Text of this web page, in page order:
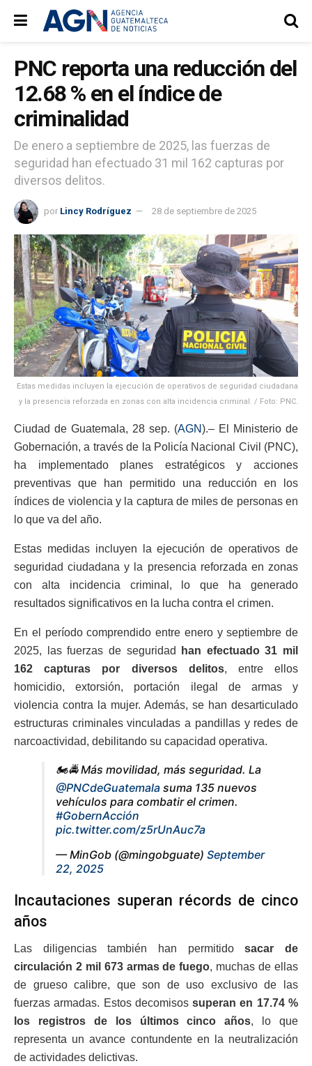
PNC reporta una reducción del
12.68 % en el índice de
criminalidad
De enero a septiembre de 2025, las fuerzas de
seguridad han efectuado 31 mil 162 capturas por
diversos delitos.
por Lincy Rodríguez 28 de septiembre de 2025
Estas medidas incluyen la ejecución de operativos de seguridad ciudadana
y la presencia reforzada en zonas con alta incidencia criminal. / Foto: PNC.
Ciudad de Guatemala, 28 sep. (AGN).– El Ministerio de
Gobernación, a través de la Policía Nacional Civil (PNC),
ha implementado planes estratégicos y acciones
preventivas que han permitido una reducción en los
índices de violencia y la captura de miles de personas en
lo que va del año.
Estas medidas incluyen la ejecución de operativos de
seguridad ciudadana y la presencia reforzada en zonas
con alta incidencia criminal, lo que ha generado
resultados significativos en la lucha contra el crimen.
En el período comprendido entre enero y septiembre de
2025, las fuerzas de seguridad
han efectuado 31 mil
162 capturas por diversos delitos, entre ellos
homicidio, extorsión, portación ilegal de armas y
violencia contra la mujer. Además, se han desarticulado
estructuras criminales vinculadas a pandillas y redes de
narcoactividad, debilitando su capacidad operativa.
🏍️🚔 Más movilidad, más seguridad. La
@PNCdeGuatemala suma 135 nuevos
vehículos para combatir el crimen.
#GobernAcción
pic.twitter.com/z5rUnAuc7a
— MinGob (@mingobguate) September
22, 2025
Incautaciones superan récords de cinco
años
Las diligencias también han permitidosacar de
circulación 2 mil 673 armas de fuego, muchas de ellas
de grueso calibre, que son de uso exclusivo de las
fuerzas armadas. Estos decomisossuperan en 17.74 %
los registros de los últimos cinco años, lo que
representa un avance contundente en la neutralización
de actividades delictivas.